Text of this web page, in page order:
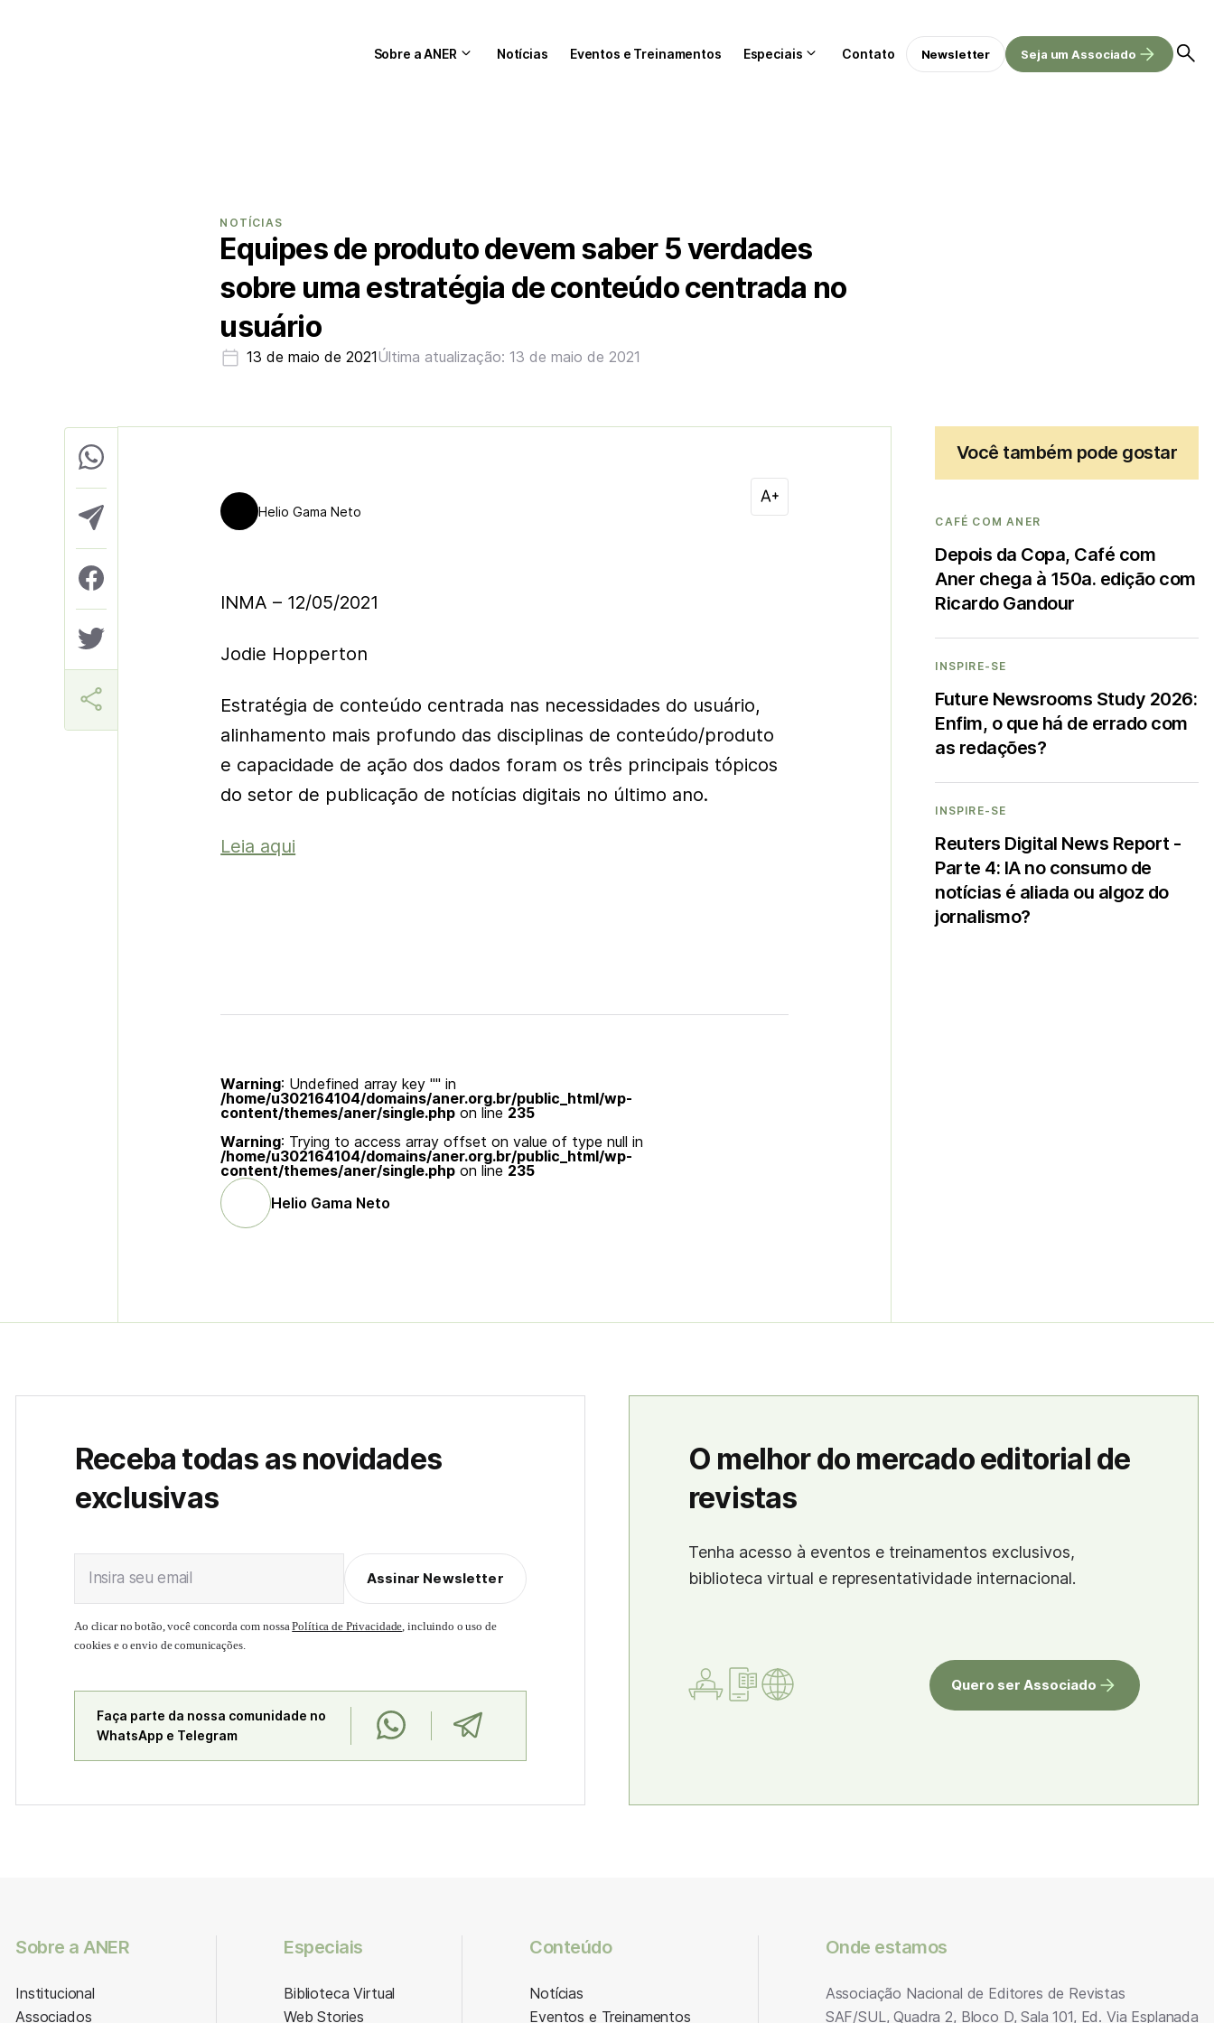
Sobre a ANER Notícias Eventos e Treinamentos Especiais Contato Newsletter Seja um Associado
NOTÍCIAS
Equipes de produto devem saber 5 verdades
sobre uma estratégia de conteúdo centrada no
usuário
13 de maio de 2021Última atualização: 13 de maio de 2021
Helio Gama Neto
INMA – 12/05/2021
Jodie Hopperton
Estratégia de conteúdo centrada nas necessidades do usuário,
alinhamento mais profundo das disciplinas de conteúdo/produto
e capacidade de ação dos dados foram os três principais tópicos
do setor de publicação de notícias digitais no último ano.
Leia aqui
Warning: Undefined array key "" in
/home/u302164104/domains/aner.org.br/public_html/wp-
content/themes/aner/single.php on line 235
Warning: Trying to access array offset on value of type null in
/home/u302164104/domains/aner.org.br/public_html/wp-
content/themes/aner/single.php on line 235
Helio Gama Neto
Você também pode gostar
CAFÉ COM ANER
Depois da Copa, Café com
Aner chega à 150a. edição com
Ricardo Gandour
INSPIRE-SE
Future Newsrooms Study 2026:
Enfim, o que há de errado com
as redações?
INSPIRE-SE
Reuters Digital News Report -
Parte 4: IA no consumo de
notícias é aliada ou algoz do
jornalismo?
Receba todas as novidades
exclusivas
Insira seu email Assinar Newsletter
Ao clicar no botão, você concorda com nossaPolítica de Privacidade, incluindo o uso de
cookies e o envio de comunicações.
Faça parte da nossa comunidade no
WhatsApp e Telegram
O melhor do mercado editorial de
revistas
Tenha acesso à eventos e treinamentos exclusivos,
biblioteca virtual e representatividade internacional.
Quero ser Associado
Sobre a ANER
Institucional
Associados
Especiais
Biblioteca Virtual
Web Stories
Conteúdo
Notícias
Eventos e Treinamentos
Onde estamos
Associação Nacional de Editores de Revistas
SAF/SUL, Quadra 2, Bloco D, Sala 101, Ed. Via Esplanada